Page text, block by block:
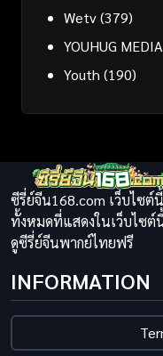
Wetv(379)
YOUHUG MEDIA
Youth (190)
ซีรี่ย์จีน168.com เว็บไซต์
ทั้งหมดที่แสดงในเว็บไซต์
ดูซีรี่ย์จีนพากย์ไทยฟรี
INFORMATION